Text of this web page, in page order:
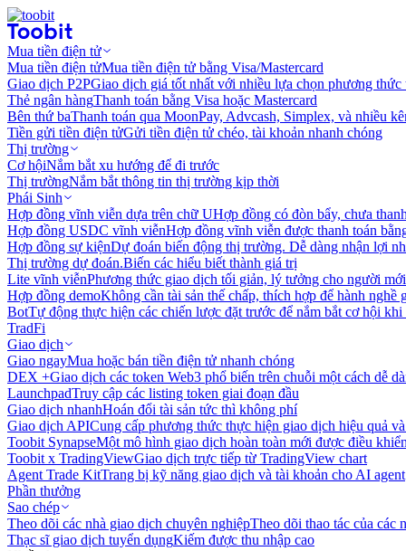
Mua tiền điện tử
Mua tiền điện tửMua tiền điện tử bằng Visa/Mastercard
Giao dịch P2PGiao dịch giá tốt nhất với nhiều lựa chọn phương thức
Thẻ ngân hàngThanh toán bằng Visa hoặc Mastercard
Bên thứ baThanh toán qua MoonPay, Advcash, Simplex, và nhiều
Tiền gửi tiền điện tửGửi tiền điện tử chéo, tài khoản nhanh chóng
Thị trường
Cơ hộiNắm bắt xu hướng để đi trước
Thị trườngNắm bắt thông tin thị trường kịp thời
Phái Sinh
Hợp đồng vĩnh viễn dựa trên chữ UHợp đồng có đòn bẩy, chưa
Hợp đồng USDC vĩnh viễnHợp đồng vĩnh viễn được thanh toán
Hợp đồng sự kiệnDự đoán biến động thị trường. Dễ dàng nhận lợi
Thị trường dự đoán.Biến các hiểu biết thành giá trị
Lite vĩnh viễnPhương thức giao dịch tối giản, lý tưởng cho người
Hợp đồng demoKhông cần tài sản thế chấp, thích hợp để hành nghề
BotTự động thực hiện các chiến lược đặt trước để nắm bắt cơ hội
TradFi
Giao dịch
Giao ngayMua hoặc bán tiền điện tử nhanh chóng
DEX +Giao dịch các token Web3 phổ biến trên chuỗi một cách dễ
LaunchpadTruy cập các listing token giai đoạn đầu
Giao dịch nhanhHoán đổi tài sản tức thì không phí
Giao dịch APICung cấp phương thức thực hiện giao dịch hiệu quả
Toobit SynapseMột mô hình giao dịch hoàn toàn mới được điều
Toobit x TradingViewGiao dịch trực tiếp từ TradingView chart
Agent Trade KitTrang bị kỹ năng giao dịch và tài khoản cho AI agent
Phần thưởng
Sao chép
Theo dõi các nhà giao dịch chuyên nghiệpTheo dõi thao tác của các
Thạc sĩ giao dịch tuyển dụngKiếm được thu nhập cao